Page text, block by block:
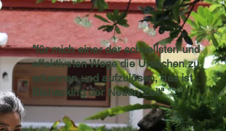
"für mich einer der schnellsten und
effektivsten Wege die Ursachen zu
erkennen und aufzulösen, das ist
Biohacking der Neuen Zeit"